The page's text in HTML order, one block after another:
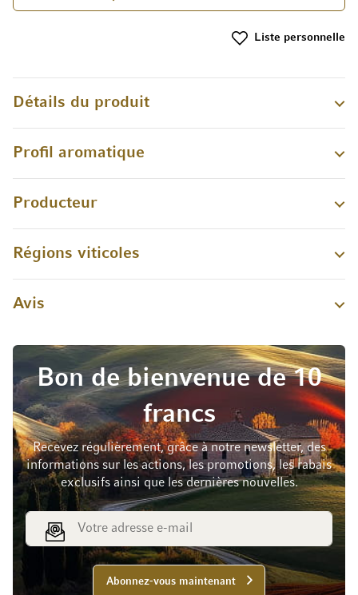
Liste personnelle
Détails du produit
Profil aromatique
Producteur
Régions viticoles
Avis
Bon de bienvenue de 10
francs
Recevez régulièrement, grâce à notre newsletter, des
informations sur les actions, les promotions, les rabais
exclusifs ainsi que les dernières nouvelles.
Adresse e-mail
Abonnez-vous maintenant